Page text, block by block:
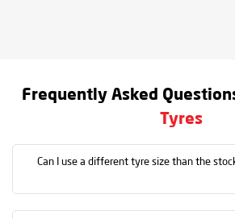
Frequently Asked
Tyres
Can I use a different tyre size than the